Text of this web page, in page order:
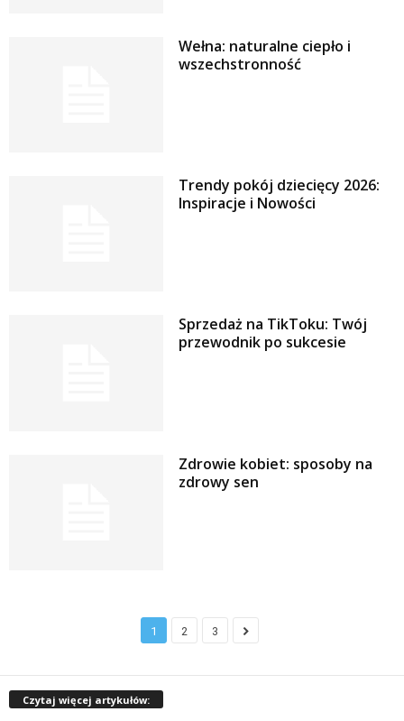
Wełna: naturalne ciepło i
wszechstronność
Trendy pokój dziecięcy 2026:
Inspiracje i Nowości
Sprzedaż na TikToku: Twój
przewodnik po sukcesie
Zdrowie kobiet: sposoby na
zdrowy sen
1 2 3
Czytaj więcej artykułów: